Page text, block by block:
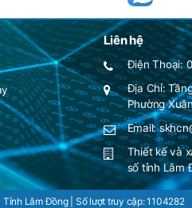
Liên hệ
Điện Thoại:
Địa Chỉ:
Phường
Email:
Thiết kế và
số tỉnh Lâm
Lâm Đồng | Số lượt truy cập:1104282